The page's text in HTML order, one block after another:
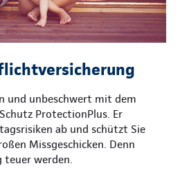
und unbeschwert mit dem
ProtectionPlus. Er
ab und schützt Sie
Missgeschicken. Denn
werden.